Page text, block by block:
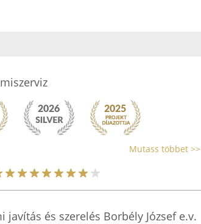
Mutass többet >>
javítás és szerelés Borbély József e.v.